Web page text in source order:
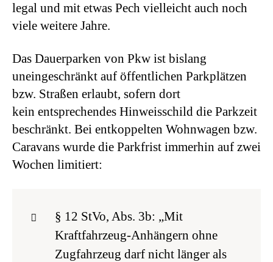
legal und mit etwas Pech vielleicht auch noch
viele weitere Jahre.
Das Dauerparken von Pkw ist bislang
uneingeschränkt auf öffentlichen Parkplätzen
bzw. Straßen erlaubt, sofern dort
kein entsprechendes Hinweisschild die Parkzeit
beschränkt. Bei entkoppelten Wohnwagen bzw.
Caravans wurde die Parkfrist immerhin auf zwei
Wochen limitiert:
§ 12 StVo, Abs. 3b: „Mit
Kraftfahrzeug-Anhängern ohne
Zugfahrzeug darf nicht länger als